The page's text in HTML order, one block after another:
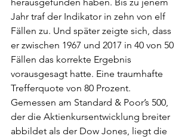
Jahr traf der Indikator in zehn von elf
Fällen zu. Und später zeigte sich, dass
er zwischen 1967 und 2017 in 40 von 50
Fällen das korrekte Ergebnis
vorausgesagt hatte. Eine traumhafte
Trefferquote von 80 Prozent.
Gemessen am Standard & Poor’s 500,
der die Aktienkursentwicklung breiter
abbildet als der Dow Jones, liegt die